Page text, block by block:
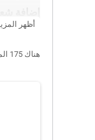
مناسب
تقديم
أظهر
هناك 175 المنتجات.